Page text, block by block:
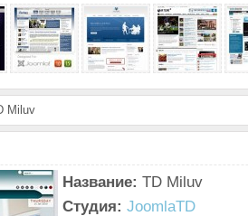
Miluv
Название: TD Miluv
Студия: JoomlaTD